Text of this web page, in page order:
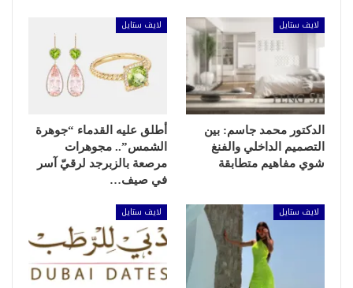
لايف ستايل
الدكتور محمد جاسم: بين
التصميم الداخلي والفنغ
شوي مفاهيم متطابقة
لايف ستايل
أطلق عليه القدماء “جوهرة
الشمس”.. مجوهرات
مرصعة بالزبرجد لرقيّ آسر
في صيف…
لايف ستايل لايف ستايل